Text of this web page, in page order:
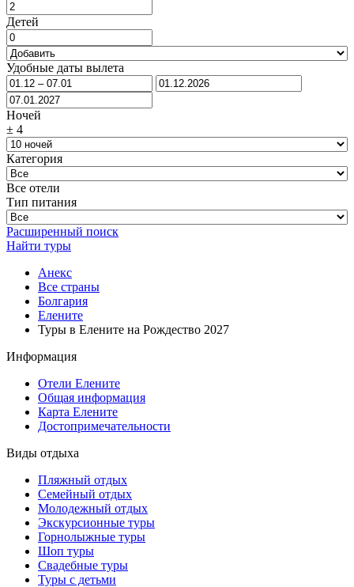
Детей
Удобные даты вылета
Ночей
± 4
Категория
Все отели
Тип питания
Расширенный поиск
Найти туры
Анекс
Все страны
Болгария
Елените
Туры в Елените на Рождество 2027
Информация
Отели Елените
Общая информация
Карта Елените
Достопримечательности
Виды отдыха
Пляжный отдых
Семейный отдых
Молодежный отдых
Экскурсионные туры
Горнолыжные туры
Шоп туры
Свадебные туры
Туры с детьми